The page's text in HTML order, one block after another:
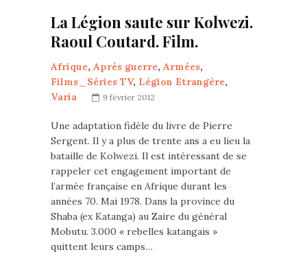
La Légion saute sur Kolwezi.
Raoul Coutard. Film.
Afrique, Après guerre, Armées,
Films_Séries TV, Légion Etrangère,
Varia
9 février 2012
Une adaptation fidèle du livre de Pierre
Sergent. Il y a plus de trente ans a eu lieu la
bataille de Kolwezi. Il est intéressant de se
rappeler cet engagement important de
l’armée française en Afrique durant les
années 70. Mai 1978. Dans la province du
Shaba (ex Katanga) au Zaire du général
Mobutu. 3.000 « rebelles katangais »
quittent leurs camps…